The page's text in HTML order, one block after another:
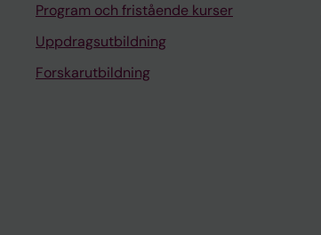
Program och fristående kurser
Uppdragsutbildning
Forskarutbildning